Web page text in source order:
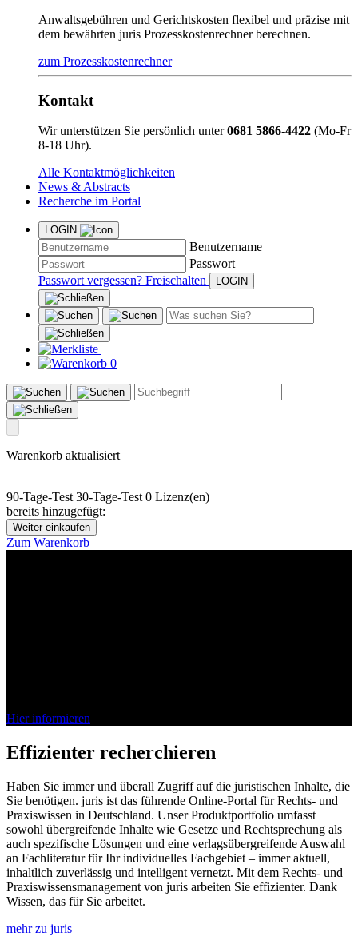
Anwaltsgebühren und Gerichtskosten flexibel und präzise mit
dem bewährten juris Prozesskostenrechner berechnen.
zum Prozesskostenrechner
Kontakt
Wir unterstützen Sie persönlich unter0681 5866-4422 (Mo-Fr
8-18 Uhr).
Alle Kontaktmöglichkeiten
News & Abstracts
Recherche im Portal
LOGIN
Benutzername
Passwort
Passwort vergessen? Freischalten
0
Warenkorb aktualisiert
90-Tage-Test 30-Tage-Test 0 Lizenz(en)
bereits hinzugefügt:
Weiter einkaufen
Zum Warenkorb
Hier informieren
Effizienter recherchieren
Haben Sie immer und überall Zugriff auf die juristischen Inhalte, die
Sie benötigen. juris ist das führende Online-Portal für Rechts- und
Praxiswissen in Deutschland. Unser Produktportfolio umfasst
sowohl übergreifende Inhalte wie Gesetze und Rechtsprechung als
auch spezifische Lösungen und eine verlagsübergreifende Auswahl
an Fachliteratur für Ihr individuelles Fachgebiet – immer aktuell,
inhaltlich zuverlässig und intelligent vernetzt. Mit dem Rechts- und
Praxiswissensmanagement von juris arbeiten Sie effizienter. Dank
Wissen, das für Sie arbeitet.
mehr zu juris